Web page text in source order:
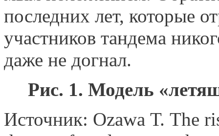
последних лет, которые
участников тандема
даже не догнал.
Рис. 1. Модель
Источник: Ozawa Т. The